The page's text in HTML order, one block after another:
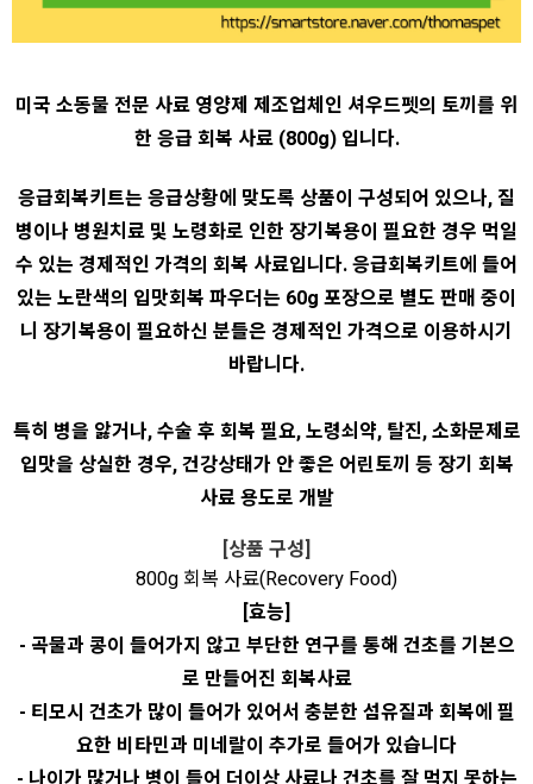
미국 소동물 전문 사료 영양제 제조업체인 셔우드펫의 토끼를 위
한 응급 회복 사료 (800g) 입니다.
응급회복키트는 응급상황에 맞도록 상품이 구성되어 있으나, 질
병이나 병원치료 및 노령화로 인한 장기복용이 필요한 경우 먹일
수 있는 경제적인 가격의 회복 사료입니다. 응급회복키트에 들어
있는 노란색의 입맛회복 파우더는 60g 포장으로 별도 판매 중이
니 장기복용이 필요하신 분들은 경제적인 가격으로 이용하시기
바랍니다.
특히 병을 앓거나, 수술 후 회복 필요, 노령쇠약, 탈진, 소화문제로
입맛을 상실한 경우, 건강상태가 안 좋은 어린토끼 등 장기 회복
사료 용도로 개발
[상품 구성]
800g 회복 사료(Recovery Food)
[효능]
- 곡물과 콩이 들어가지 않고 부단한 연구를 통해 건초를 기본으
로 만들어진 회복사료
- 티모시 건초가 많이 들어가 있어서 충분한 섬유질과 회복에 필
요한 비타민과 미네랄이 추가로 들어가 있습니다